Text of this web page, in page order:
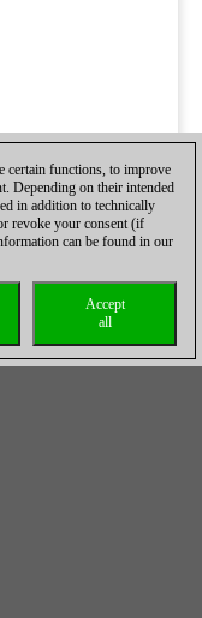
certain functions, to improve
Depending on their intended
in addition to technically
revoke your consent (if
can be found in our
Accept
all